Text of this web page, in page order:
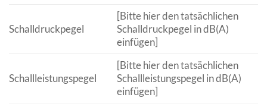
Schalldruckpegel
[Bitte hier den tatsächlichen
Schalldruckpegel in dB(A)
einfügen]
Schallleistungspegel
[Bitte hier den tatsächlichen
Schallleistungspegel in dB(A)
einfügen]